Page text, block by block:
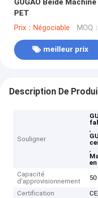
GUGAO Beide
PET
Prix：Négociable MOQ
meilleur prix
Description De
Souligner
,
,
Capacité
d'approvisionnement
Certification